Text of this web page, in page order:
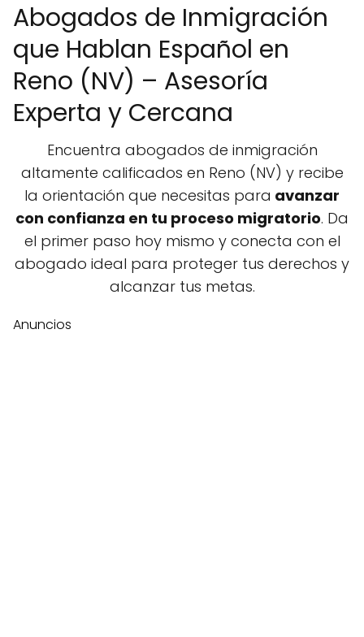
Abogados de Inmigración
que Hablan Español en
Reno (NV) – Asesoría
Experta y Cercana
Encuentra abogados de inmigración
altamente calificados en Reno (NV) y recibe
la orientación que necesitas para avanzar
con confianza en tu proceso migratorio. Da
el primer paso hoy mismo y conecta con el
abogado ideal para proteger tus derechos y
alcanzar tus metas.
Anuncios